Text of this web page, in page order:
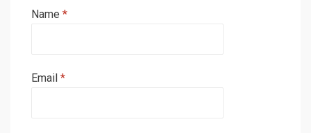
Name *
Email *